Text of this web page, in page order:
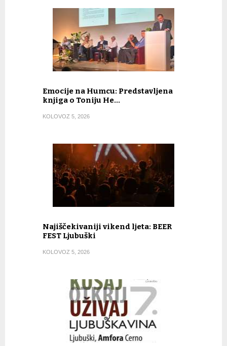
Emocije na Humcu: Predstavljena
knjiga o Toniju He…
KOLOVOZ 5, 2026
Najiščekivaniji vikend ljeta: BEER
FEST Ljubuški
KOLOVOZ 5, 2026